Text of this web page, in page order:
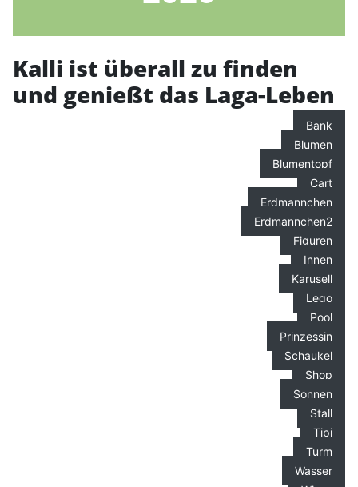
Kalli ist überall zu finden
und genießt das Laga-Leben
Bank
Blumen
Blumentopf
Cart
Erdmannchen
Erdmannchen2
Figuren
Innen
Karusell
Lego
Pool
Prinzessin
Schaukel
Shop
Sonnen
Stall
Tipi
Turm
Wasser